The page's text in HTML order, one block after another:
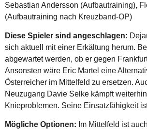
Sebastian Andersson (Aufbautraining),
(Aufbautraining nach Kreuzband-OP)
Diese Spieler sind angeschlagen:
sich aktuell mit einer Erkältung herum.
abgewartet werden, ob er gegen
Ansonsten wäre Eric Martel eine
Österreicher im Mittelfeld zu ersetzen.
Neuzugang Davie Selke kämpft
Knieproblemen. Seine Einsatzfähigkeit
Mögliche Optionen: Im Mittelfeld ist